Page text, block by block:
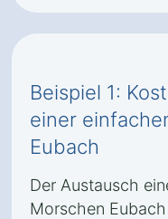
Beispiel 1:
einer
Eubach
Der Austausch
Morschen